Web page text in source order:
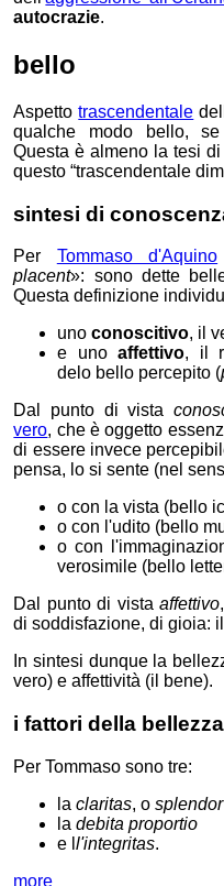
autocrazie.
bello
Aspettotrascendentale
qualche modo bello,
Questa è almeno la tesi
questo “trascendentale
sintesi di
Per Tommaso d'Aquino
placent»: sono dette
Questa definizione
unoconoscitivo, il
e unoaffettivo, il
delo bello percepito (
Dal punto di vista
vero, che è oggetto
di essere invece
pensa, lo si sente (nel
o con la vista (bello
o con l'udito (bello
o con
verosimile (bello
Dal punto di vistaaffettivo
di soddisfazione, di gioia:
In sintesi dunque la
vero) e affettività (il bene).
i fattori della bellezza
Per Tommaso sono tre:
laclaritas, o
ladebita proportio
e ll'integritas.
more